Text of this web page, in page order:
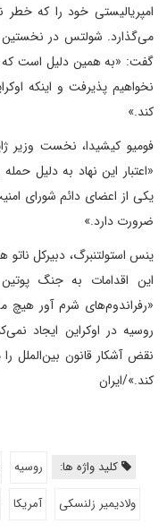
امپریالیستی خود را که خطر
می‌گذارد. شولتس در
گفت: «به همین دلیل است که
نخواهیم پذیرفت و اینکه
کند.»
فومیو کیشیدا، نخست وزیر
«اعتبار این نهاد به دلیل
یکی از اعضای دائم شورای
ضرورت دارد.»
ینس استولتنبرگ، دبیرکل ناتو
این اقدامات به جنگ
«رفراندوم‌های شرم آور
روسیه در اوکراین ایجاد
نقض آشکار قانون بین‌الملل
کند.»/ایران
کلید واژه ها: روسیه
ولادیمیر زلنسکی
آمریکا